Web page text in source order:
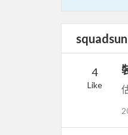
4
Like